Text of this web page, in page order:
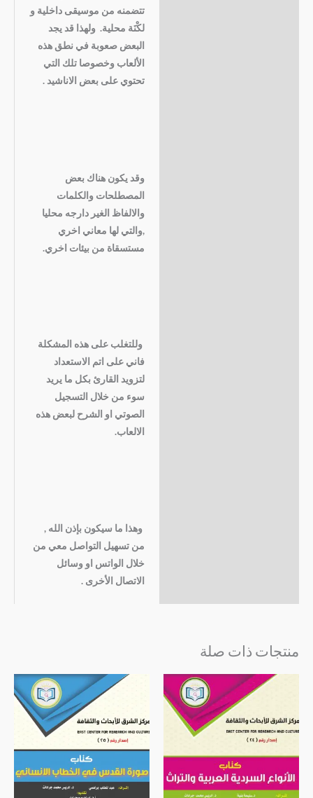
تتضمنه من موسيقى داخلية و
لكْنَة محلية. ولهذا قد يجد
البعض صعوبة في نطق هذه
الألعاب وخصوصا تلك التي
تحتوي على بعض الاناشيد .
وقد يكون هناك بعض
المصطلحات والكلمات
والالفاظ الغير دارجه محليا
,والتي لها معاني اخري
مستسقاة من بيئات اخري.
وللتغلب على هذه المشكلة
فاني على اتم الاستعداد
لتزويد القارئ بكل ما يريد
سوء من خلال التسجيل
الصوتي او الشرح لبعض هذه
الالعاب.
وهذا ما سيكون بإذن الله ,
من تسهيل التواصل معي من
خلال الواتس او وسائل
الاتصال الأخرى .
منتجات ذات صلة